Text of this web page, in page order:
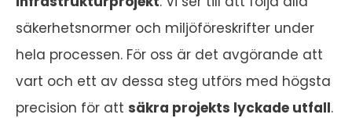
säkerhetsnormer och miljöföreskrifter under
hela processen. För oss är det avgörande att
vart och ett av dessa steg utförs med högsta
precision för att säkra projekts lyckade utfall.